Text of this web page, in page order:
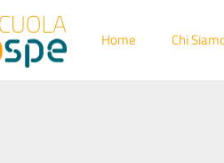
Home Chi